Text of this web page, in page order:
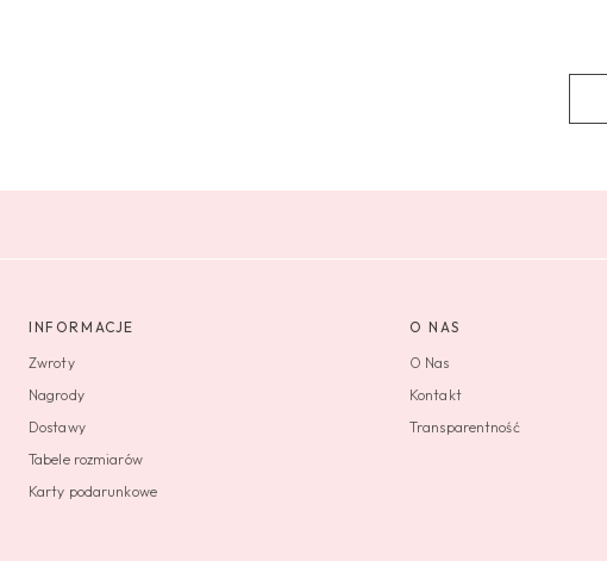
INFORMACJE
Zwroty
Nagrody
Dostawy
Tabele rozmiarów
Karty podarunkowe
O NAS
O Nas
Kontakt
Transparentność